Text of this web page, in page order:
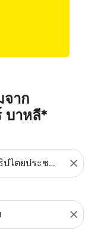
จาก
บาหลี*
close
close